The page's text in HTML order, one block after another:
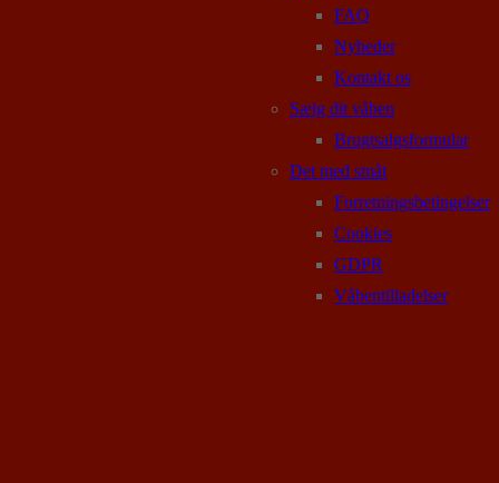
FAQ
Nyheder
Kontakt os
Sælg dit våben
Brugtsalgsformular
Det med småt
Forretningsbetingelser
Cookies
GDPR
Våbentilladelser